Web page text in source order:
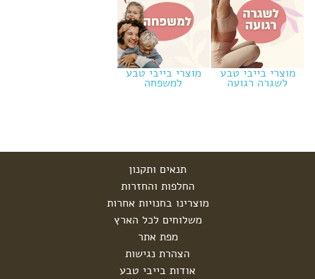
מוצרי בייבי טבע
לשגרה רגועה
מוצרי בייבי טבע
למשפחה
תנאים ותקנון
החלפות והחזרות
מוצרינו בחנויות אחרות
משלוחים לכל הארץ
מפת אתר
הצהרת נגישות
אודות בייבי טבע